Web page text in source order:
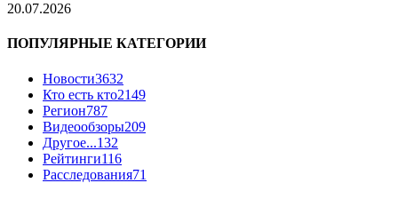
20.07.2026
ПОПУЛЯРНЫЕ КАТЕГОРИИ
Новости3632
Кто есть кто2149
Регион787
Видеообзоры209
Другое...132
Рейтинги116
Расследования71